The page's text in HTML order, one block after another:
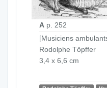
A p. 252
[Musiciens
Rodolphe Töpffer
3,4 x 6,6 cm